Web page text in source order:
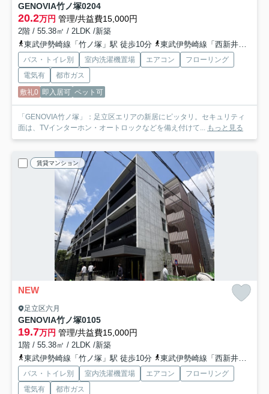
GENOVIA竹ノ塚0204
20.2万円 管理/共益費15,000円
2階 / 55.38㎡ / 2LDK /新築
東武伊勢崎線「竹ノ塚」駅 徒歩10分
東武伊勢崎線「西新井」駅 徒歩17分
バス・トイレ別 室内洗濯機置場 エアコン
フローリング
電気有
都市ガス
敷礼0 即入居可 ペット可
「GENOVIA竹ノ塚」：足立区エリアの新居にピッタリ。セキュリティ
面は、TVインターホン・オートロックなどを備え付けて...
もっと見る
賃貸マンション
NEW
足立区六月
GENOVIA竹ノ塚0105
19.7万円 管理/共益費15,000円
1階 / 55.38㎡ / 2LDK /新築
東武伊勢崎線「竹ノ塚」駅 徒歩10分
東武伊勢崎線「西新井」駅 徒歩17分
バス・トイレ別 室内洗濯機置場 エアコン
フローリング
電気有
都市ガス